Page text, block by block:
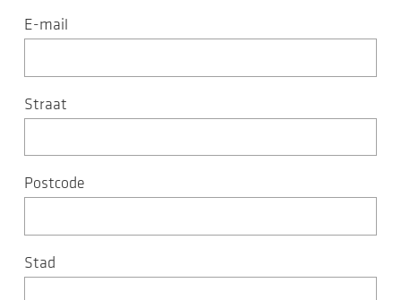
E-mail
Straat
Postcode
Stad